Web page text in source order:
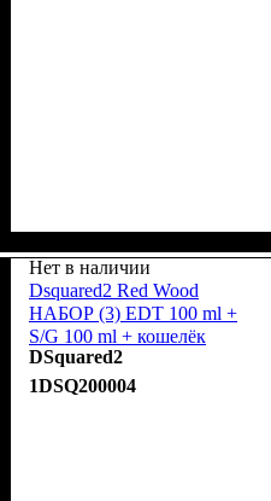
Нет в наличии
Dsquared2 Red Wood
НАБОР (3) EDT 100 ml +
S/G 100 ml + кошелёк
DSquared2
1DSQ200004